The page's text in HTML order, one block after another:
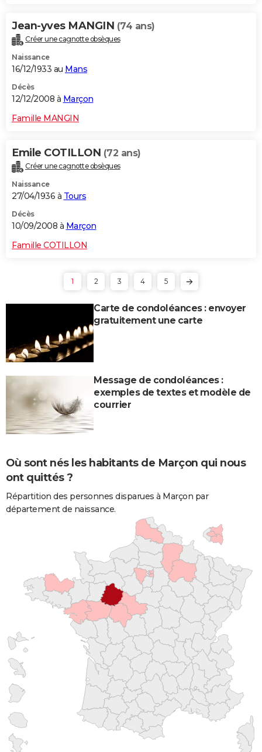
Jean-yves MANGIN (74 ans)
Créer une cagnotte obsèques
Naissance
16/12/1933 au Mans
Décès
12/12/2008 à Marçon
Famille MANGIN
Emile COTILLON (72 ans)
Créer une cagnotte obsèques
Naissance
27/04/1936 à Tours
Décès
10/09/2008 à Marçon
Famille COTILLON
1 2 3 4 5
Carte de condoléances : envoyer
gratuitement une carte
Message de condoléances :
exemples de textes et modèle de
courrier
Où sont nés les habitants de Marçon qui nous
ont quittés ?
Répartition des personnes disparues à Marçon par
département de naissance.